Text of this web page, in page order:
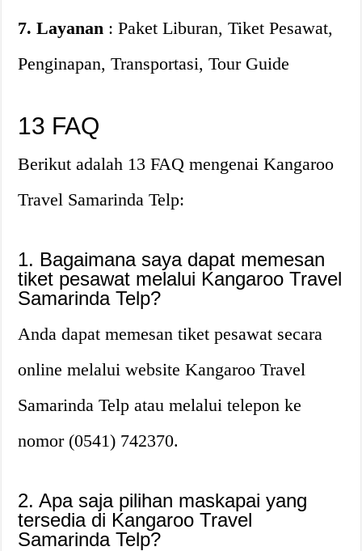
7. Layanan : Paket Liburan, Tiket Pesawat,
Penginapan, Transportasi, Tour Guide
13 FAQ
Berikut adalah 13 FAQ mengenai Kangaroo
Travel Samarinda Telp:
1. Bagaimana saya dapat memesan
tiket pesawat melalui Kangaroo Travel
Samarinda Telp?
Anda dapat memesan tiket pesawat secara
online melalui website Kangaroo Travel
Samarinda Telp atau melalui telepon ke
nomor (0541) 742370.
2. Apa saja pilihan maskapai yang
tersedia di Kangaroo Travel
Samarinda Telp?